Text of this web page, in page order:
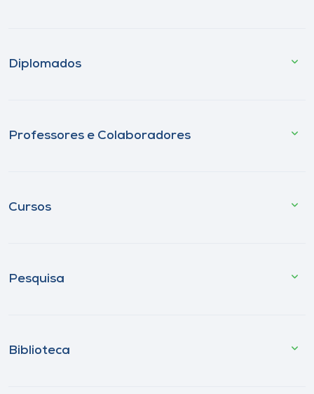
Diplomados
Professores e Colaboradores
Cursos
Pesquisa
Biblioteca